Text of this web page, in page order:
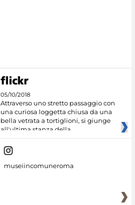
05/10/2018
Attraverso uno stretto passaggio con
una curiosa loggetta chiusa da una
bella vetrata a tortiglioni, si giunge
all'ultima stanza della
museiincomuneroma